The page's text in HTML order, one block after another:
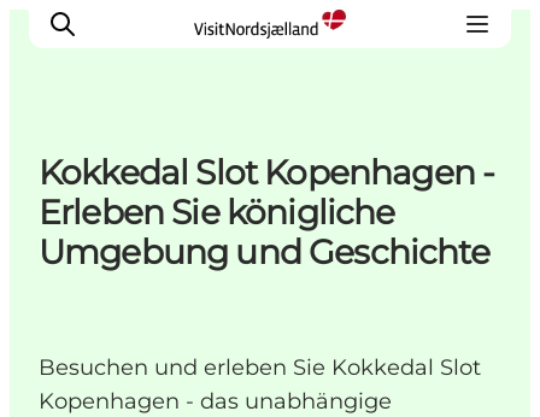
Highlights
Erlebnisse
Geschmack
Reiseplanung
Kokkedal Slot Kopenhagen -
Erleben Sie königliche
Umgebung und Geschichte
Besuchen und erleben Sie Kokkedal Slot
Kopenhagen - das unabhängige